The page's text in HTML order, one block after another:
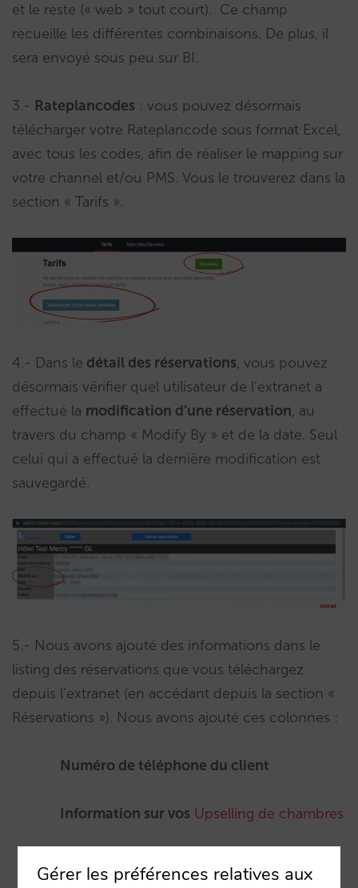
et le reste (« web » tout court). Ce champ
recueille les différentes combinaisons. De plus, il
sera envoyé sous peu sur BI.
3.- Rateplancodes : vous pouvez désormais
télécharger votre Rateplancode sous format Excel,
avec tous les codes, afin de réaliser le mapping sur
votre channel et/ou PMS. Vous le trouverez dans la
section « Tarifs ».
4.- Dans le détail des réservations, vous pouvez
désormais vérifier quel utilisateur de l’extranet a
effectué la modification d’une réservation, au
travers du champ « Modify By » et de la date. Seul
celui qui a effectué la dernière modification est
sauvegardé.
5.- Nous avons ajouté des informations dans le
listing des réservations que vous téléchargez
depuis l’extranet (en accédant depuis la section «
Réservations »). Nous avons ajouté ces colonnes :
Numéro de téléphone du client
Information sur vos Upselling de chambres
Gérer les préférences relatives aux